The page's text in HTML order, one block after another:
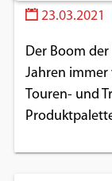
23.03.2021
Der Boom
Jahren immer
Touren- und